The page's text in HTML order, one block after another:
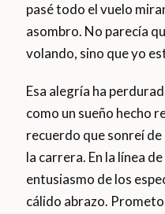
pasé todo el vuelo
asombro. No parecía
volando, sino que yo
Esa alegría ha
como un sueño hecho
recuerdo que sonreí
la carrera. En la línea
entusiasmo de los
cálido abrazo.